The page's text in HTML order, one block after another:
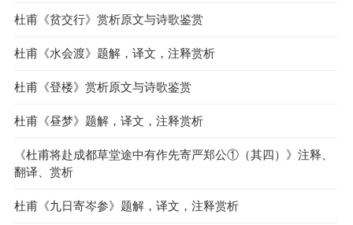
杜甫《贫交行》赏析原文与诗歌鉴赏
杜甫《水会渡》题解，译文，注释赏析
杜甫《登楼》赏析原文与诗歌鉴赏
杜甫《昼梦》题解，译文，注释赏析
《杜甫将赴成都草堂途中有作先寄严郑公①（其四）》注释、
翻译、赏析
杜甫《九日寄岑参》题解，译文，注释赏析